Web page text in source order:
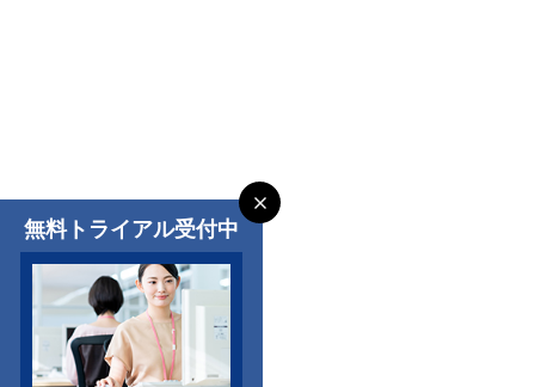
無料トライアル受付中